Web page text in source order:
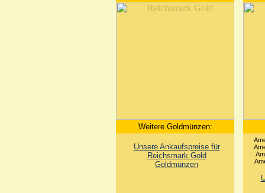
Weitere Goldmünzen:
Unsere Ankaufspreise für
Reichsmark Gold
Goldmünzen